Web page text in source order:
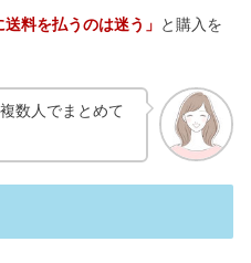
料を払うのは迷う」 と購入を
数人でまとめて